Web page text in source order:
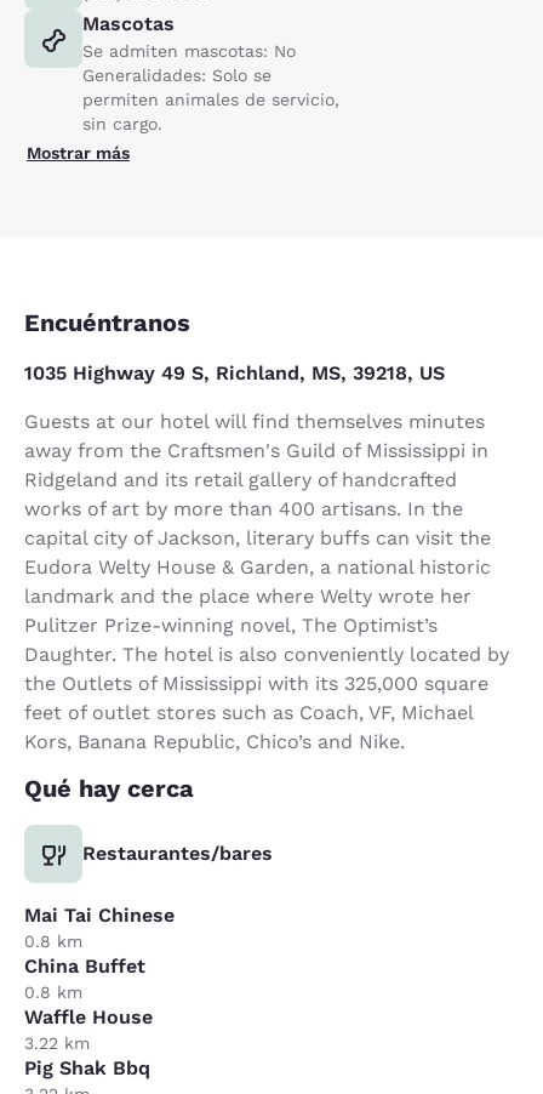
Mascotas
Se admiten mascotas: No
Generalidades: Solo se
permiten animales de servicio,
sin cargo.
Mostrar más
Encuéntranos
1035 Highway 49 S, Richland, MS, 39218, US
Guests at our hotel will find themselves minutes
away from the Craftsmen's Guild of Mississippi in
Ridgeland and its retail gallery of handcrafted
works of art by more than 400 artisans. In the
capital city of Jackson, literary buffs can visit the
Eudora Welty House & Garden, a national historic
landmark and the place where Welty wrote her
Pulitzer Prize-winning novel, The Optimist’s
Daughter. The hotel is also conveniently located by
the Outlets of Mississippi with its 325,000 square
feet of outlet stores such as Coach, VF, Michael
Kors, Banana Republic, Chico’s and Nike.
Qué hay cerca
Restaurantes/bares
Mai Tai Chinese
0.8 km
China Buffet
0.8 km
Waffle House
3.22 km
Pig Shak Bbq